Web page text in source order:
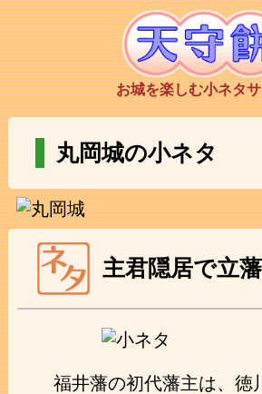
お城を楽しむ小ネタ
丸岡城の小ネタ
主君隠居で立
福井藩の初代藩主は、徳